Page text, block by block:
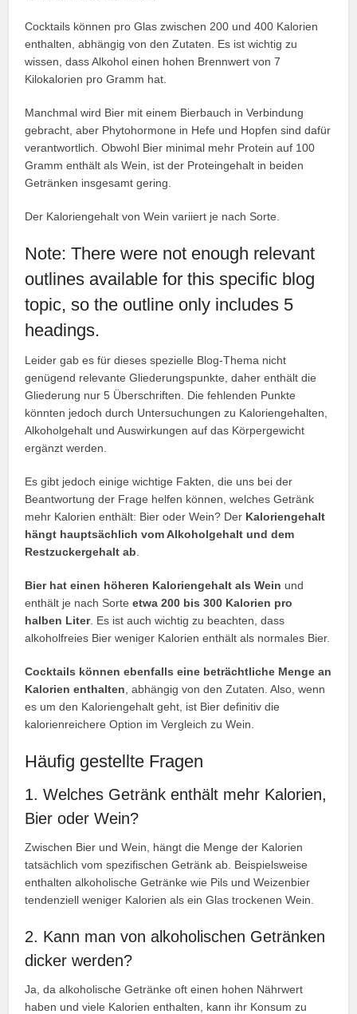
Cocktails können pro Glas zwischen 200 und 400 Kalorien
enthalten, abhängig von den Zutaten. Es ist wichtig zu
wissen, dass Alkohol einen hohen Brennwert von 7
Kilokalorien pro Gramm hat.
Manchmal wird Bier mit einem Bierbauch in Verbindung
gebracht, aber Phytohormone in Hefe und Hopfen sind dafür
verantwortlich. Obwohl Bier minimal mehr Protein auf 100
Gramm enthält als Wein, ist der Proteingehalt in beiden
Getränken insgesamt gering.
Der Kaloriengehalt von Wein variiert je nach Sorte.
Note: There were not enough relevant
outlines available for this specific blog
topic, so the outline only includes 5
headings.
Leider gab es für dieses spezielle Blog-Thema nicht
genügend relevante Gliederungspunkte, daher enthält die
Gliederung nur 5 Überschriften. Die fehlenden Punkte
könnten jedoch durch Untersuchungen zu Kaloriengehalten,
Alkoholgehalt und Auswirkungen auf das Körpergewicht
ergänzt werden.
Es gibt jedoch einige wichtige Fakten, die uns bei der
Beantwortung der Frage helfen können, welches Getränk
mehr Kalorien enthält: Bier oder Wein? Der Kaloriengehalt
hängt hauptsächlich vom Alkoholgehalt und dem
Restzuckergehalt ab
Bier hat einen höheren Kaloriengehalt als Wein und
enthält je nach Sorteetwa 200 bis 300 Kalorien pro
halben Liter. Es ist auch wichtig zu beachten, dass
alkoholfreies Bier weniger Kalorien enthält als normales Bier.
Cocktails können ebenfalls eine beträchtliche Menge an
Kalorien enthalten , abhängig von den Zutaten. Also, wenn
es um den Kaloriengehalt geht, ist Bier definitiv die
kalorienreichere Option im Vergleich zu Wein.
Häufig gestellte Fragen
1. Welches Getränk enthält mehr Kalorien,
Bier oder Wein?
Zwischen Bier und Wein, hängt die Menge der Kalorien
tatsächlich vom spezifischen Getränk ab. Beispielsweise
enthalten alkoholische Getränke wie Pils und Weizenbier
tendenziell weniger Kalorien als ein Glas trockenen Wein.
2. Kann man von alkoholischen Getränken
dicker werden?
Ja, da alkoholische Getränke oft einen hohen Nährwert
haben und viele Kalorien enthalten, kann ihr Konsum zu